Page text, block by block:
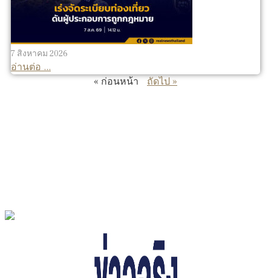
7 สิงหาคม 2026
อ่านต่อ ...
« ก่อนหน้า
ถัดไป »